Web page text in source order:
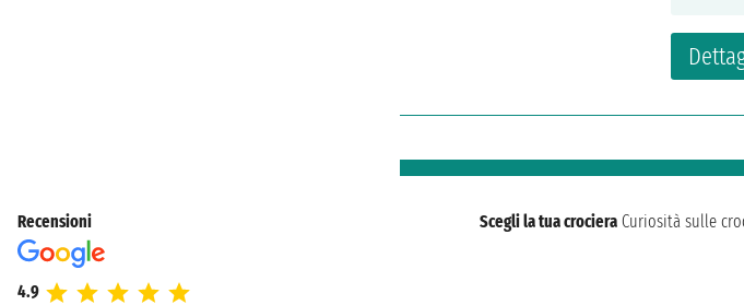
Recensioni
4.9
Scegli la tua crociera Curiosità sulle